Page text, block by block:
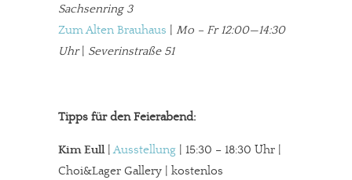
Sachsenring 3
Zum Alten Brauhaus
Mo – Fr 12:00—14:30
Uhr| Severinstraße 51
Tipps für den Feierabend:
Kim Eull|Ausstellung | 15:30 – 18:30 Uhr |
Choi&Lager Gallery | kostenlos